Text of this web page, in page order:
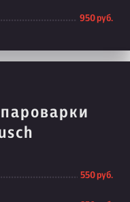
950 руб.
550 руб.